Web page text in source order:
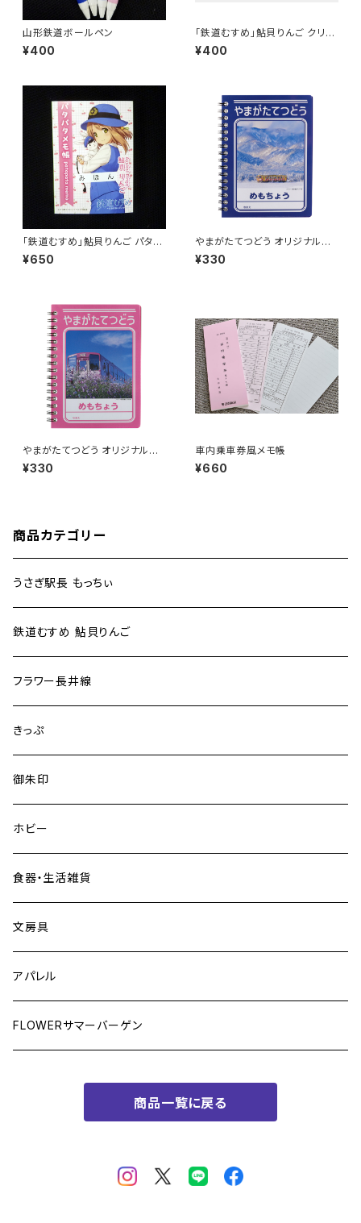
山形鉄道ボールペン
¥400
「鉄道むすめ」鮎貝りんご クリア
ファイル（夏Ver.）
¥400
「鉄道むすめ」鮎貝りんご パタパ
タメモ帳
¥650
やまがたてつどう オリジナルめ
もちょう（ブルー）
¥330
やまがたてつどう オリジナルめ
もちょう（ピンク）
¥330
車内乗車券風メモ帳
¥660
商品カテゴリー
うさぎ駅長 もっちぃ
鉄道むすめ 鮎貝りんご
フラワー長井線
きっぷ
御朱印
ホビー
食器・生活雑貨
文房具
アパレル
FLOWERサマーバーゲン
商品一覧に戻る